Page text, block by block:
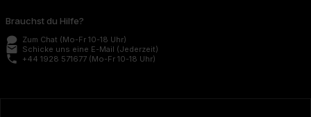
Brauchst du Hilfe?
Zum Chat (Mo-Fr 10-18 Uhr)
email Schicke uns eine E-Mail (Jederzeit)
phone +44 1928 571677 (Mo-Fr 10-18 Uhr)